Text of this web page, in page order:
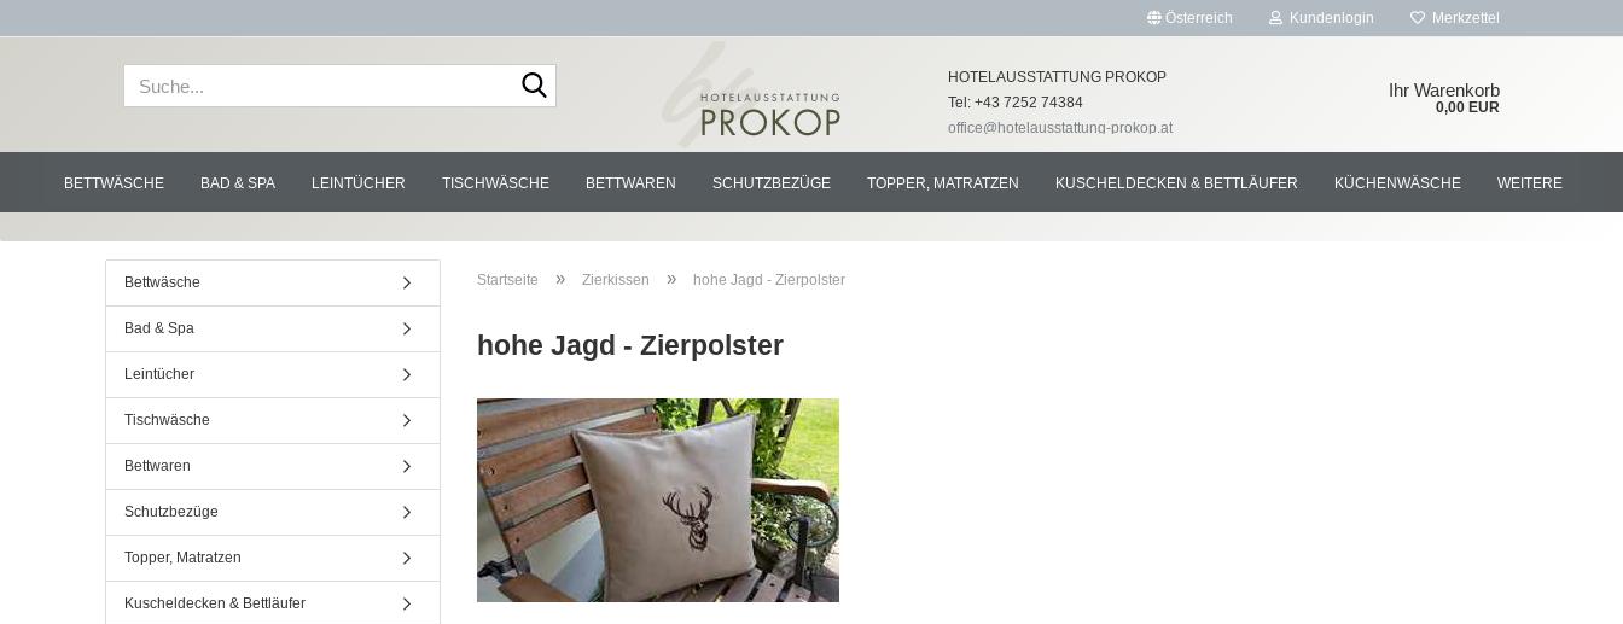
Österreich
Lieferland
Kundenlogin Merkzettel
HOTELAUSSTATTUNG PROKOP
Tel: +43 7252 74384
office@hotelausstattung-prokop.at
Ihr Warenkorb
0,00 EUR
BETTWÄSCHE BAD & SPA LEINTÜCHER TISCHWÄSCHE BETTWAREN SCHUTZBEZÜGE TOPPER, MATRATZEN KUSCHELDECKEN & BETTLÄUFER KÜCHENWÄSCHE WEITERE
Startseite » Zierkissen » hohe Jagd - Zierpolster
hohe Jagd - Zierpolster
Bettwäsche
Bad & Spa
Leintücher
Tischwäsche
Bettwaren
Schutzbezüge
Topper, Matratzen
Kuscheldecken & Bettläufer